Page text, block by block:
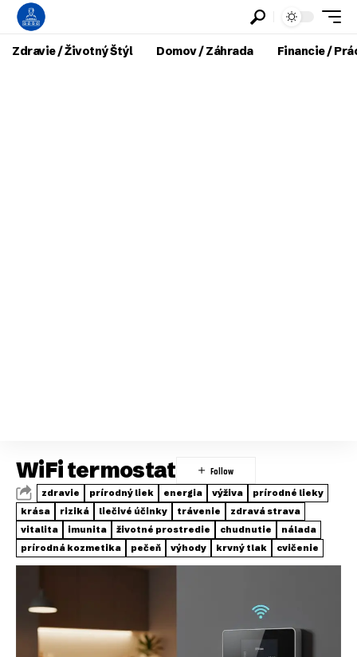
Zdravie / Životný Štýl Domov / Záhrada Financie /
WiFi termostat
zdravie prírodný liek energia výživa
prírodné lieky
krása
riziká liečivé účinky trávenie
zdravá strava
vitalita
imunita životné prostredie chudnutie
nálada
prírodná kozmetika
pečeň výhody krvný tlak cvičenie